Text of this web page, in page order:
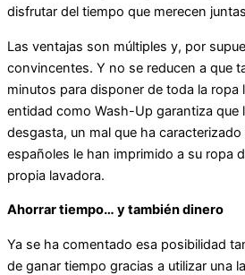
disfrutar del tiempo que merecen
Las ventajas son múltiples y, por
convincentes. Y no se reducen a que
minutos para disponer de toda la ropa
entidad como Wash-Up garantiza que
desgasta, un mal que ha
españoles le han imprimido a su ropa
propia lavadora.
Ahorrar tiempo… y también dinero
Ya se ha comentado esa posibilidad
de ganar tiempo gracias a utilizar una